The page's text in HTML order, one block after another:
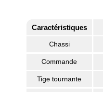
Caractéristiques
Chassi
Commande
Tige tournante